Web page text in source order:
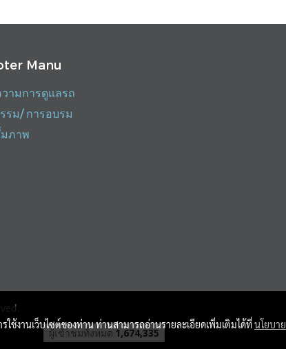
Manu
ามการดูแลรถ
รม/ การอบรม
ภาพ
ผู้เข้าชมทั้งหมด 1,674,335
ช้งานเว็บไซต์ของท่าน ท่านสามารถอ่านรายละเอียดเพิ่มเติมได้ที่นโยบาย